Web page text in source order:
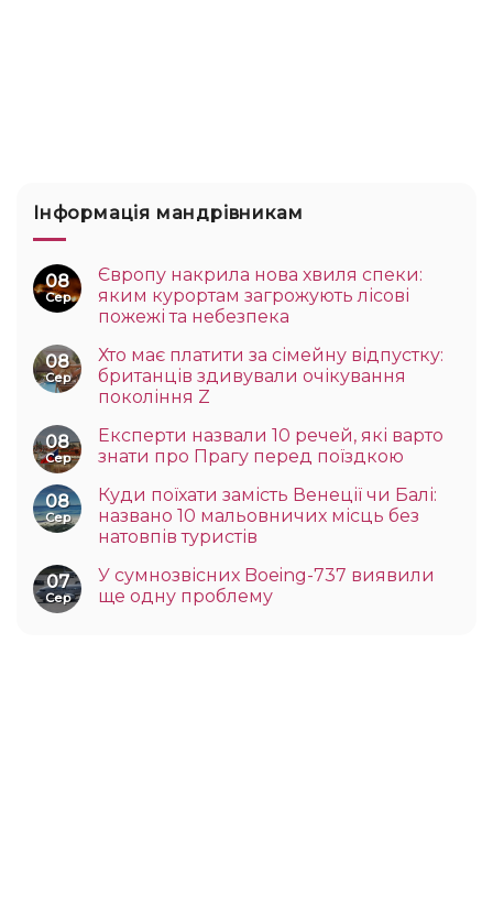
Інформація мандрівникам
08
Сер
Європу накрила нова хвиля спеки:
яким курортам загрожують лісові
пожежі та небезпека
08
Сер
Хто має платити за сімейну відпустку:
британців здивували очікування
покоління Z
08
Сер
Експерти назвали 10 речей, які варто
знати про Прагу перед поїздкою
08
Сер
Куди поїхати замість Венеції чи Балі:
названо 10 мальовничих місць без
натовпів туристів
07
Сер
У сумнозвісних Boeing-737 виявили
ще одну проблему